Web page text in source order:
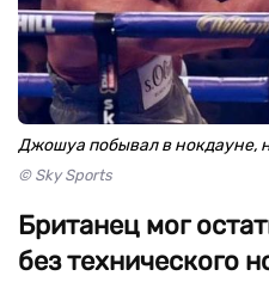
Джошуа побывал в нокдауне,
© Sky Sports
Британец мог
без технического